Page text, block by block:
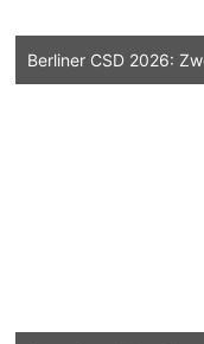
Berliner CSD 2026: